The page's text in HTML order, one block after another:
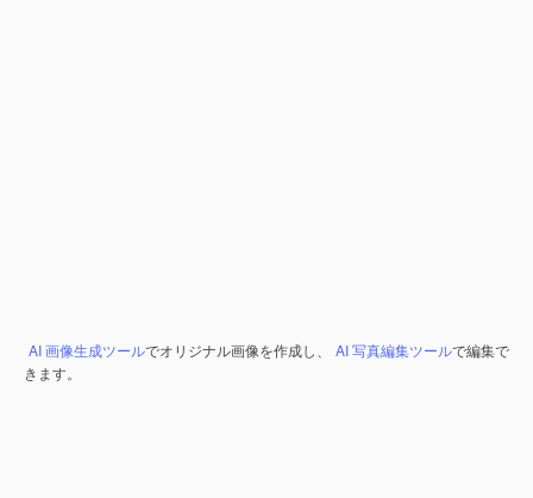
AI 画像生成ツールでオリジナル画像を作成し、 AI 写真編集ツールで編集で
きます。